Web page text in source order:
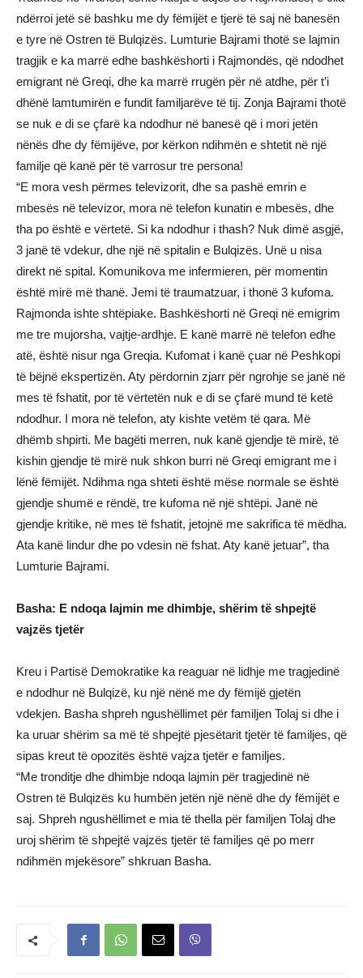
ndërroi jetë së bashku me dy fëmijët e tjerë të saj në banesën
e tyre në Ostren të Bulqizës. Lumturie Bajrami thotë se lajmin
tragjik e ka marrë edhe bashkëshorti i Rajmondës, që ndodhet
emigrant në Greqi, dhe ka marrë rrugën për në atdhe, për t’i
dhënë lamtumirën e fundit familjarëve të tij. Zonja Bajrami thotë
se nuk e di se çfarë ka ndodhur në banesë që i mori jetën
nënës dhe dy fëmijëve, por kërkon ndihmën e shtetit në një
familje që kanë për të varrosur tre persona!
“E mora vesh përmes televizorit, dhe sa pashë emrin e
mbesës në televizor, mora në telefon kunatin e mbesës, dhe
tha po është e vërtetë. Si ka ndodhur i thash? Nuk dimë asgjë,
3 janë të vdekur, dhe një në spitalin e Bulqizës. Unë u nisa
direkt në spital. Komunikova me infermieren, për momentin
është mirë më thanë. Jemi të traumatzuar, i thonë 3 kufoma.
Rajmonda ishte shtëpiake. Bashkëshorti në Greqi në emigrim
me tre mujorsha, vajtje-ardhje. E kanë marrë në telefon edhe
atë, është nisur nga Greqia. Kufomat i kanë çuar në Peshkopi
të bëjnë ekspertizën. Aty përdornin zjarr për ngrohje se janë në
mes të fshatit, por të vërtetën nuk e di se çfarë mund të ketë
ndodhur. I mora në telefon, aty kishte vetëm të qara. Më
dhëmb shpirti. Me bagëti merren, nuk kanë gjendje të mirë, të
kishin gjendje të mirë nuk shkon burri në Greqi emigrant me i
lënë fëmijët. Ndihma nga shteti është mëse normale se është
gjendje shumë e rëndë, tre kufoma në një shtëpi. Janë në
gjendje kritike, në mes të fshatit, jetojnë me sakrifica të mëdha.
Ata kanë lindur dhe po vdesin në fshat. Aty kanë jetuar”, tha
Lumturie Bajrami.
Basha: E ndoqa lajmin me dhimbje, shërim të shpejtë
vajzës tjetër
Kreu i Partisë Demokratike ka reaguar në lidhje me tragjedinë
e ndodhur në Bulqizë, ku një nënë me dy fëmijë gjetën
vdekjen. Basha shpreh ngushëllimet për familjen Tolaj si dhe i
ka uruar shërim sa më të shpejtë pjesëtarit tjetër të familjes, që
sipas kreut të opozitës është vajza tjetër e familjes.
“Me tronditje dhe dhimbje ndoqa lajmin për tragjedinë në
Ostren të Bulqizës ku humbën jetën një nënë dhe dy fëmijët e
saj. Shpreh ngushëllimet e mia të thella për familjen Tolaj dhe
uroj shërim të shpejtë vajzës tjetër të familjes që po merr
ndihmën mjekësore” shkruan Basha.